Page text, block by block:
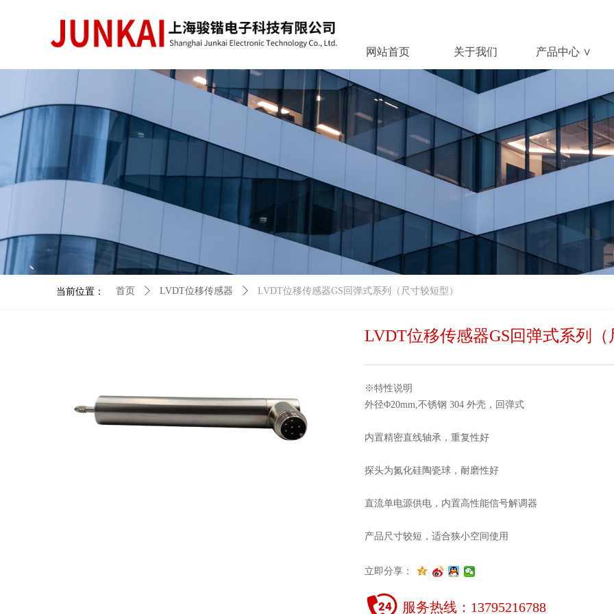
网站首页
网站首页
关于我们
关于我们
产品中心 ∨
当前位置： 首页 ꄲ LVDT位移传感器 ꄲ LVDT位移传感器GS回弹式系列（尺寸较短型）
LVDT位移传感器GS回弹式系列（
※特性说明
外径Φ20mm,不锈钢 304 外壳，回弹式
内置精密直线轴承，重复性好
探头为氮化硅陶瓷球，耐磨性好
直流单电源供电，内置高性能信号解调器
产品尺寸较短，适合狭小空间使用
立即分享：
服务热线： 13795216788